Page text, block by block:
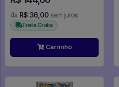
4x R$ 36,00 sem juros
Frete Grátis
Carrinho